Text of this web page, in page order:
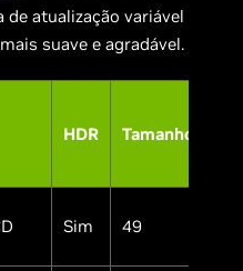
de atualização variável
suave e agradável.
HDR Tamanho
Sim 49